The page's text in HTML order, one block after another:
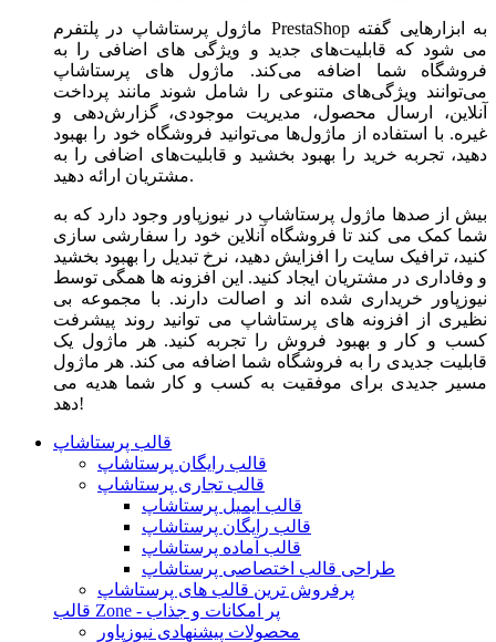
ماژول‌ پرستاشاپ در پلتفرم PrestaShop به ابزارهایی گفته
می شود که قابلیت‌های جدید و ویژگی های اضافی را به
فروشگاه شما اضافه می‌کند. ماژول های پرستاشاپ
می‌توانند ویژگی‌های متنوعی را شامل شوند مانند پرداخت
آنلاین، ارسال محصول، مدیریت موجودی، گزارش‌دهی و
غیره. با استفاده از ماژول‌ها می‌توانید فروشگاه خود را بهبود
دهید، تجربه خرید را بهبود بخشید و قابلیت‌های اضافی را به
مشتریان ارائه دهید.
بیش از صدها ماژول پرستاشاپ در نیوزپاور وجود دارد که به
شما کمک می کند تا فروشگاه آنلاین خود را سفارشی سازی
کنید، ترافیک سایت را افزایش دهید، نرخ تبدیل را بهبود بخشید
و وفاداری در مشتریان ایجاد کنید. این افزونه ها همگی توسط
نیوزپاور خریداری شده اند و اصالت دارند. با مجموعه بی
نظیری از افزونه های پرستاشاپ می توانید روند پیشرفت
کسب و کار و بهبود فروش را تجربه کنید. هر ماژول یک
قابلیت جدیدی را به فروشگاه شما اضافه می کند. هر ماژول
مسیر جدیدی برای موفقیت به کسب و کار شما هدیه می
دهد!
قالب پرستاشاپ
قالب رایگان پرستاشاپ
قالب تجاری پرستاشاپ
قالب ایمیل پرستاشاپ
قالب رایگان پرستاشاپ
قالب آماده پرستاشاپ
طراحی قالب اختصاصی پرستاشاپ
پرفروش ترین قالب های پرستاشاپ
قالب Zone - پر امکانات و جذاب
محصولات پیشنهادی نیوزپاور